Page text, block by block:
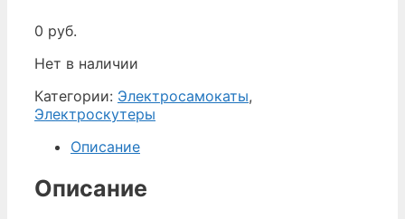
0 руб.
Нет в наличии
Категории: Электросамокаты,
Электроскутеры
Описание
Описание